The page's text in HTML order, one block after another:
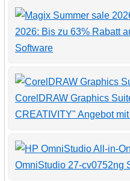
2026: Bis zu 63% Rabatt
Software
CorelDRAW Graphics
CREATIVITY" Angebot
OmniStudio 27-cv0752ng